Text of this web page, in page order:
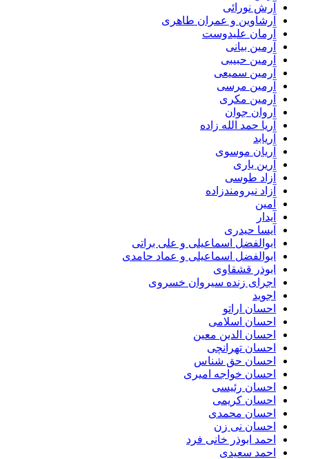
آرش نورائی
آرشاوین و عمران طاهری
آرمان علیدوست
آرمین بیانی
آرمین حبیبی
آرمین سمیعی
آرمین مرسی
آرمین مکری
آروان جوان
آریا حمد الله زاده
آریابد
آریان موسوی
آرین یاری
آزاد طوسی
آزاد نیرومندزاده
آمین
آیدار
آیسا حیدری
ابوالفضل اسماعیلی و علی براتی
ابوالفضل اسماعیلی و عماد حامدی
ابوذر قشقاوی
اجرای زنده سیروان خسروی
اجوید
احسان اراتو
احسان اسلامی
احسان الدین معین
احسان تهرانچی
احسان حق شناس
احسان خواجه امیری
احسان رئیسی
احسان کریمی
احسان محمدی
احسان نی زن
احمد ابوذر خانی فرد
احمد سعیدی